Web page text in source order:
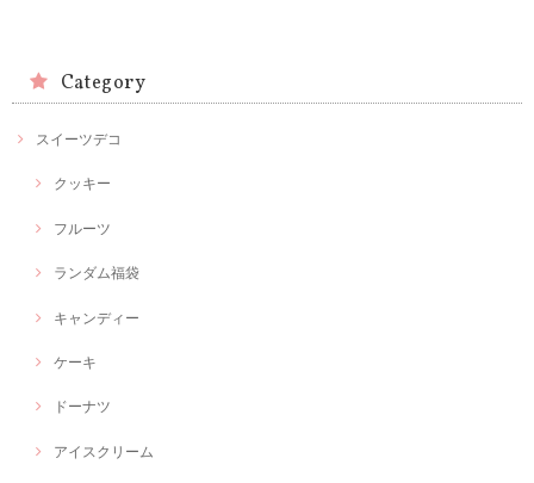
Category
スイーツデコ
クッキー
フルーツ
ランダム福袋
キャンディー
ケーキ
ドーナツ
アイスクリーム